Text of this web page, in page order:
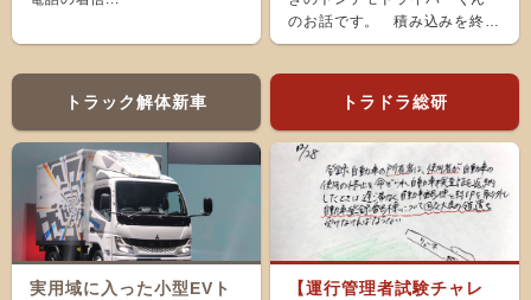
のお話です。 積み込みを終
え、ホッと...
トラック解体新車
実用域に入った小型EVト
トラドラ総研
【運行管理者試験チャレ